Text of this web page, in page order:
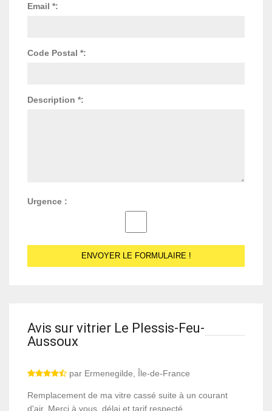
Email *:
Code Postal *:
Description *:
Urgence :
Avis sur vitrier Le Plessis-Feu-
Aussoux
par Ermenegilde, Île-de-France
Remplacement de ma vitre cassé suite à un courant
d'air. Merci à vous, délai et tarif respecté.